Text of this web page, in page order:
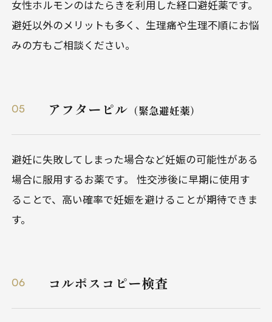
女性ホルモンのはたらきを利用した経口避妊薬です。
避妊以外のメリットも多く、生理痛や生理不順にお悩
みの方もご相談ください。
05 アフターピル （緊急避妊薬）
避妊に失敗してしまった場合など妊娠の可能性がある
場合に服用するお薬です。 性交渉後に早期に使用す
ることで、高い確率で妊娠を避けることが期待できま
す。
06 コルポスコピー検査